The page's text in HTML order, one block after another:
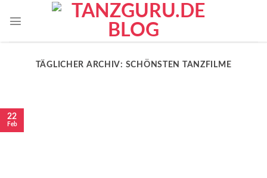
TÄGLICHER ARCHIV: SCHÖNSTEN TANZFILME
22
Feb